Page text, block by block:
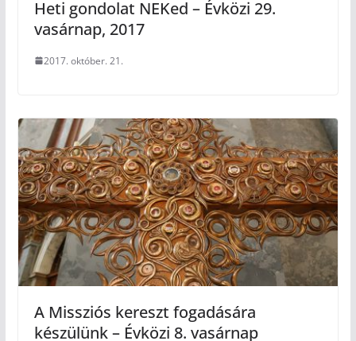
Heti gondolat NEKed – Évközi 29.
vasárnap, 2017
2017. október. 21.
A Missziós kereszt fogadására
készülünk – Évközi 8. vasárnap